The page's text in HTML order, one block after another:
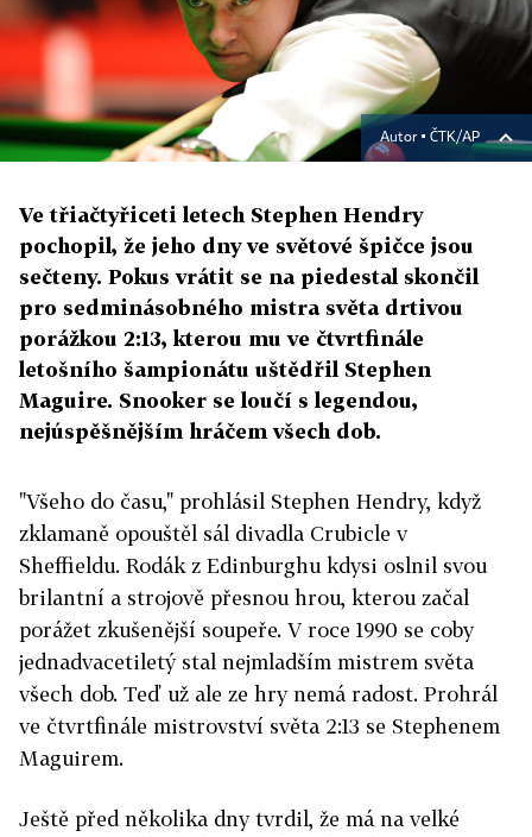
Autor ▪ ČTK/AP
Ve třiačtyřiceti letech Stephen Hendry
pochopil, že jeho dny ve světové špičce jsou
sečteny. Pokus vrátit se na piedestal skončil
pro sedminásobného mistra světa drtivou
porážkou 2:13, kterou mu ve čtvrtfinále
letošního šampionátu uštědřil Stephen
Maguire. Snooker se loučí s legendou,
nejúspěšnějším hráčem všech dob.
"Všeho do času," prohlásil Stephen Hendry, když
zklamaně opouštěl sál divadla Crubicle v
Sheffieldu. Rodák z Edinburghu kdysi oslnil svou
brilantní a strojově přesnou hrou, kterou začal
porážet zkušenější soupeře. V roce 1990 se coby
jednadvacetiletý stal nejmladším mistrem světa
všech dob. Teď už ale ze hry nemá radost. Prohrál
ve čtvrtfinále mistrovství světa 2:13 se Stephenem
Maguirem.
Ještě před několika dny tvrdil, že má na velké